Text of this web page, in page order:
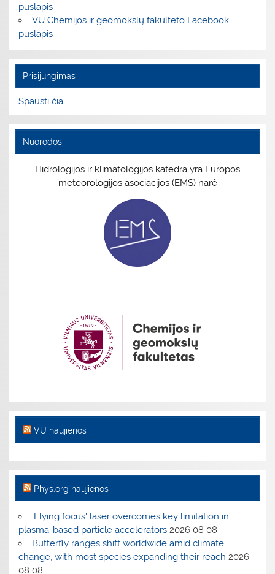
puslapis
VU Chemijos ir geomokslų fakulteto Facebook
puslapis
Prisijungimas
Spausti čia
Nuorodos
Hidrologijos ir klimatologijos katedra yra Europos
meteorologijos asociacijos (EMS) narė
-----
VU naujienos
Phys.org naujienos
'Flying focus' laser overcomes key limitation in
plasma-based particle accelerators 2026 08 08
Butterfly ranges shift worldwide amid climate
change, with most species expanding their reach 2026
08 08